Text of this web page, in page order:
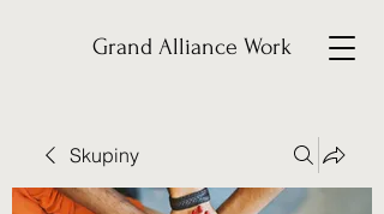
Grand Alliance Work
Skupiny